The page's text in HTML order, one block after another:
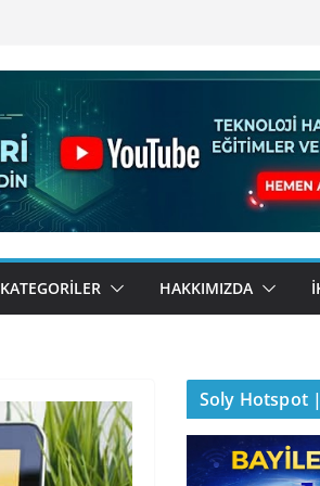
KATEGORILER HAKKIMIZDA
Soly Hotspot